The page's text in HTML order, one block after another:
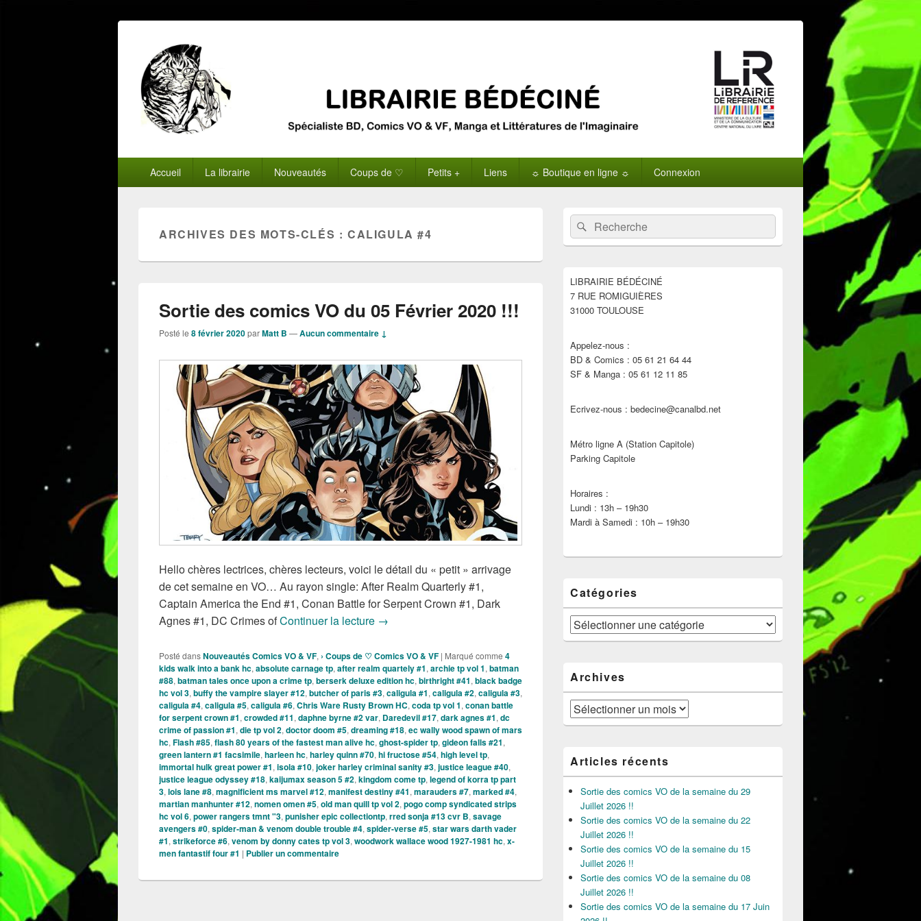
principalAccueil La librairie Nouveautés Coups de ♡ Petits + Liens ☼ Boutique en ligne ☼ Connexion
ARCHIVES DES MOTS-CLÉS :CALIGULA #4
Sortie des comics VO du 05 Février 2020 !!!
Posté le 8 février 2020parMatt B —Aucun commentaire ↓
Hello chères lectrices, chères lecteurs, voici le détail du « petit » arrivage
de cet semaine en VO… Au rayon single: After Realm Quarterly #1,
Captain America the End #1, Conan Battle for Serpent Crown #1, Dark
Agnes #1, DC Crimes ofContinuer la lecture Sortie des comics VO du 05 Février 2020 !!!
→
Posté dansNouveautés Comics VO & VF, › Coups de ♡ Comics VO & VF | Marqué comme 4
kids walk into a bank hc, absolute carnage tp, after realm quartely #1, archie tp vol 1, batman
#88, batman tales once upon a crime tp, berserk deluxe edition hc, birthright #41, black badge
hc vol 3, buffy the vampire slayer #12, butcher of paris #3, caligula #1, caligula #2, caligula #3,
caligula #4, caligula #5, caligula #6, Chris Ware Rusty Brown HC, coda tp vol 1, conan battle
for serpent crown #1, crowded #11, daphne byrne #2 var, Daredevil #17, dark agnes #1, dc
crime of passion #1, die tp vol 2, doctor doom #5, dreaming #18, ec wally wood spawn of mars
hc, Flash #85, flash 80 years of the fastest man alive hc, ghost-spider tp, gideon falls #21,
green lantern #1 facsimile, harleen hc, harley quinn #70, hi fructose #54, high level tp,
immortal hulk great power #1, isola #10, joker harley criminal sanity #3, justice league #40,
justice league odyssey #18, kaijumax season 5 #2, kingdom come tp, legend of korra tp part
3, lois lane #8, magnificient ms marvel #12, manifest destiny #41, marauders #7, marked #4,
martian manhunter #12, nomen omen #5, old man quill tp vol 2, pogo comp syndicated strips
hc vol 6, power rangers tmnt "3, punisher epic collectiontp, rred sonja #13 cvr B, savage
avengers #0, spider-man & venom double trouble #4, spider-verse #5, star wars darth vader
#1, strikeforce #6, venom by donny cates tp vol 3, woodwork wallace wood 1927-1981 hc, x-
men fantastif four #1 | Publier un commentaire
Zone
principale
de
widget
barre
latérale
Recherche :Rechercher
LIBRAIRIE BÉDÉCINÉ
7 RUE ROMIGUIÈRES
31000 TOULOUSE
Appelez-nous :
BD & Comics : 05 61 21 64 44
SF & Manga : 05 61 12 11 85
Ecrivez-nous : bedecine@canalbd.net
Métro ligne A (Station Capitole)
Parking Capitole
Horaires :
Lundi : 13h – 19h30
Mardi à Samedi : 10h – 19h30
Catégories
Catégories
Archives
Archives
Articles récents
Sortie des comics VO de la semaine du 29
Juillet 2026 !!
Sortie des comics VO de la semaine du 22
Juillet 2026 !!
Sortie des comics VO de la semaine du 15
Juillet 2026 !!
Sortie des comics VO de la semaine du 08
Juillet 2026 !!
Sortie des comics VO de la semaine du 17 Juin